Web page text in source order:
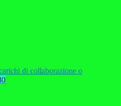
di collaborazione o